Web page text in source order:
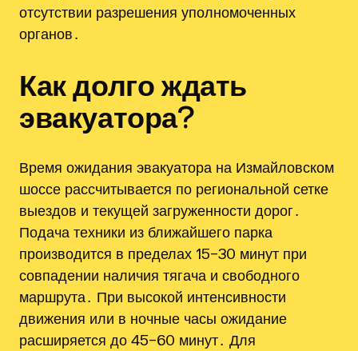
отсутствии разрешения уполномоченных
органов․
Как долго ждать
эвакуатора?
Время ожидания эвакуатора на Измайловском
шоссе рассчитывается по региональной сетке
выездов и текущей загруженности дорог․
Подача техники из ближайшего парка
производится в пределах 15–30 минут при
совпадении наличия тягача и свободного
маршрута․ При высокой интенсивности
движения или в ночные часы ожидание
расширяется до 45–60 минут․ Для